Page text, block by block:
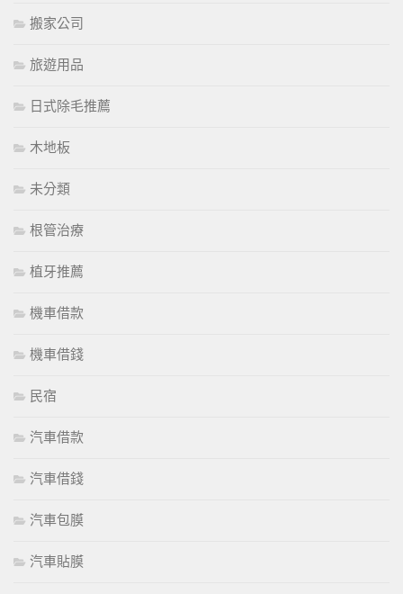
搬家公司
旅遊用品
日式除毛推薦
木地板
未分類
根管治療
植牙推薦
機車借款
機車借錢
民宿
汽車借款
汽車借錢
汽車包膜
汽車貼膜